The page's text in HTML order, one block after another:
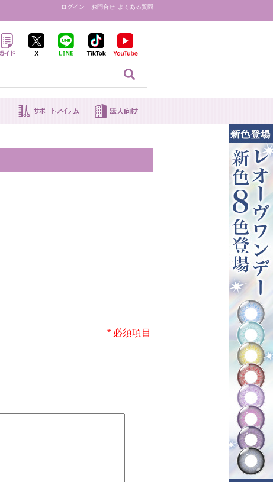
ログイン お問合せ よくある質問
る
* 必須項目